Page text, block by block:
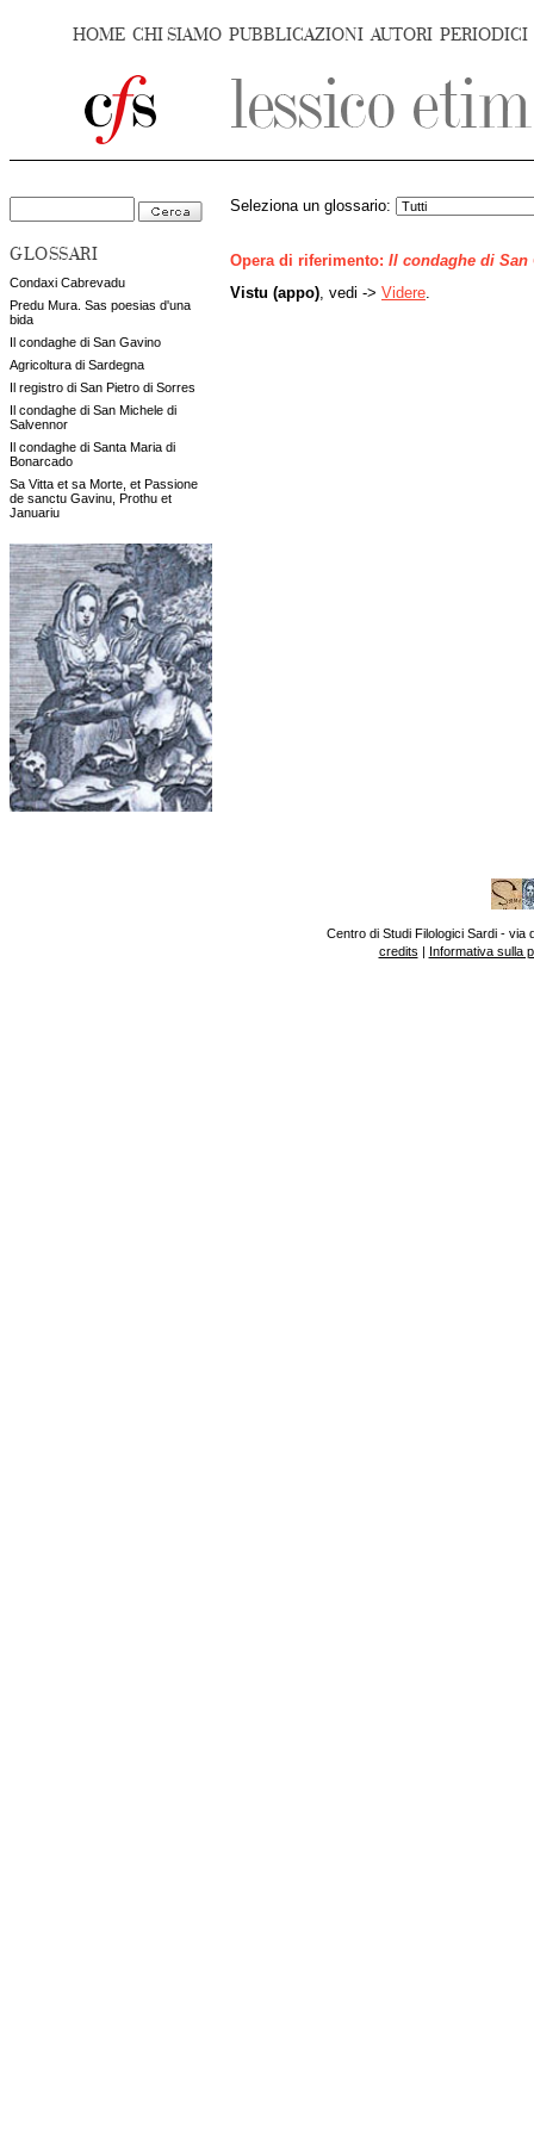
HOME CHI SIAMO PUBBLICAZIONI AUTORI PERIODICI
GLOSSARI
Condaxi Cabrevadu
Predu Mura. Sas poesias d'una
bida
Il condaghe di San Gavino
Agricoltura di Sardegna
Il registro di San Pietro di Sorres
Il condaghe di San Michele di
Salvennor
Il condaghe di Santa Maria di
Bonarcado
Sa Vitta et sa Morte, et Passione
de sanctu Gavinu, Prothu et
Januariu
Seleziona un glossario:
Opera di riferimento: Il condaghe di San
Vistu (appo) , vedi -> Videre
Centro di Studi Filologici Sardi - via
credits | Informativa sulla